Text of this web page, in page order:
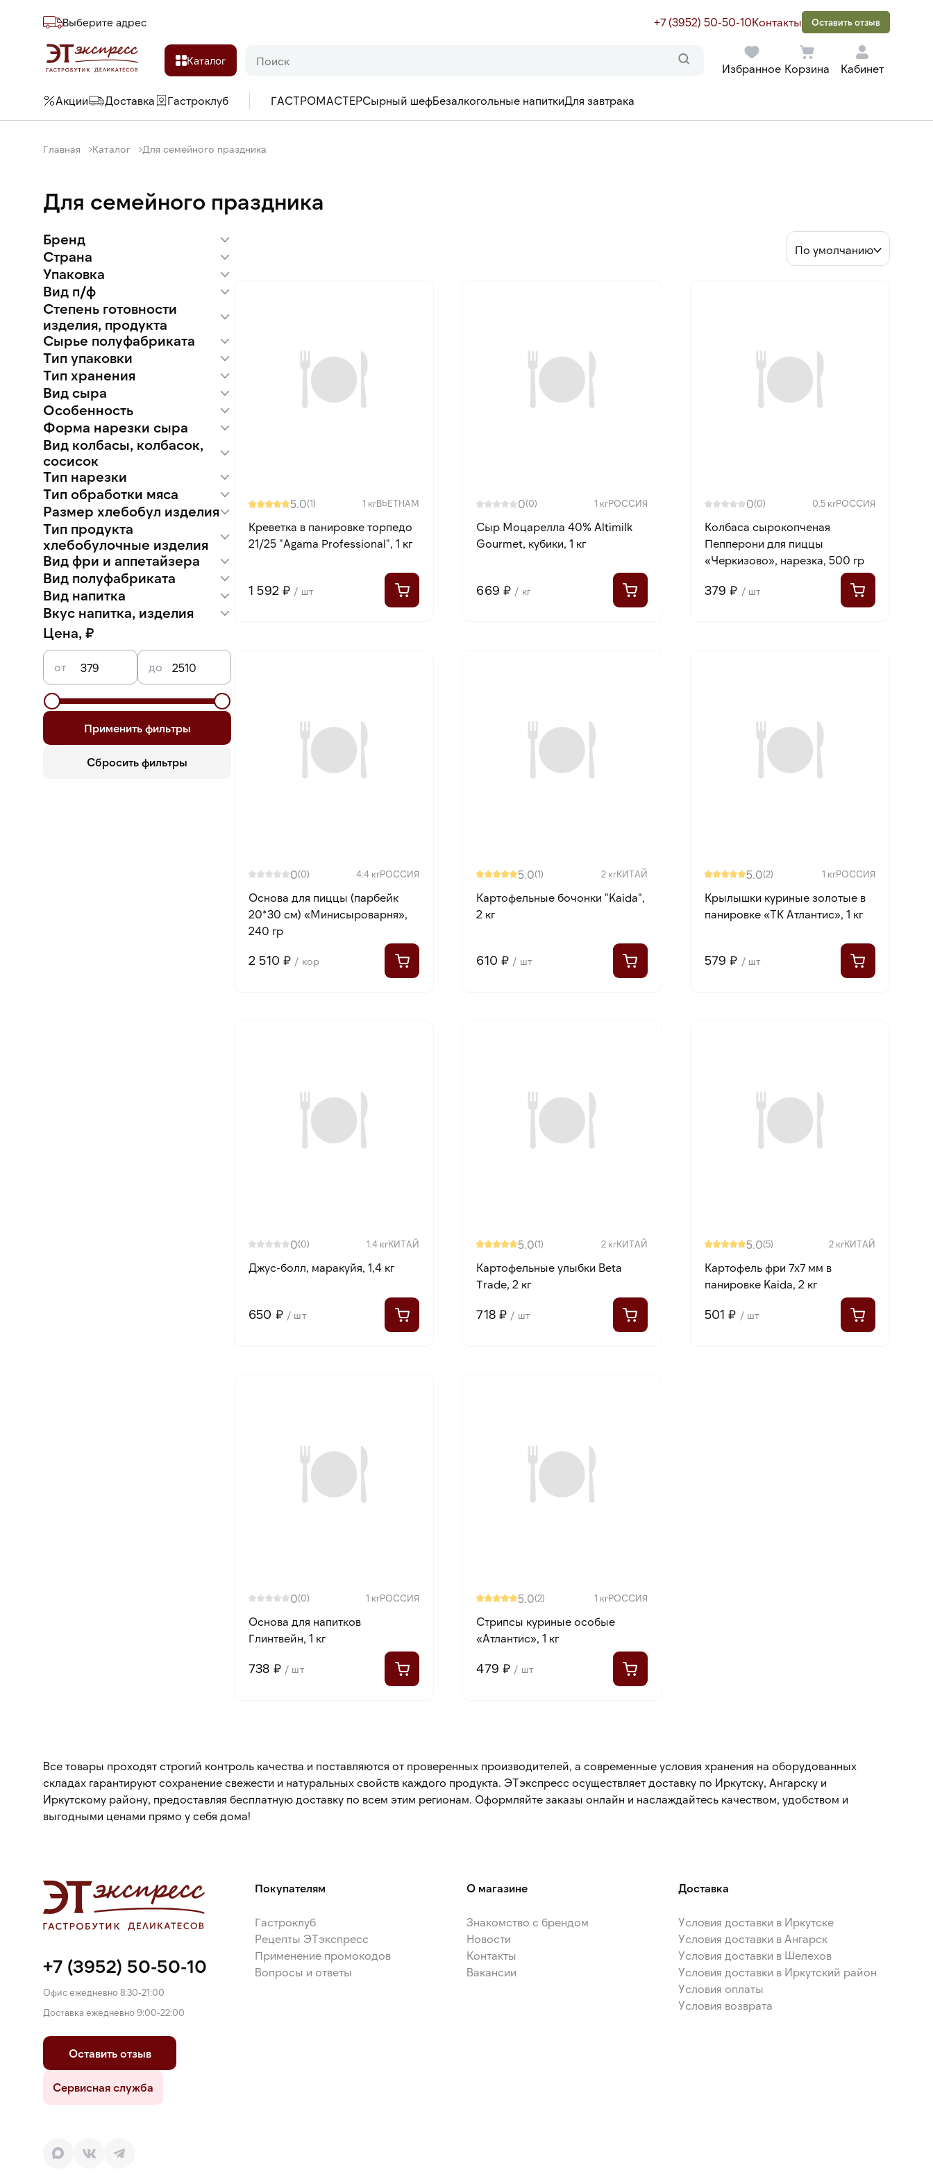
Выберите адреc +7 (3952) 50-50-10Контакты Оставить отзыв
Каталог
Избранное Корзина Кабинет
Акции Доставка Гастроклуб ГАСТРОМАСТЕРСырный шефБезалкогольные напиткиДля завтрака
Главная Каталог Для семейного праздника
Для семейного праздника
Бренд
Agama Professional
ALTIMILK
Черкизово
Минисыроварня
Kaida
ТК Атлантис
RiCHEZA
Атлантис
Страна
Вьетнам
Россия
Китай
Упаковка
Картонная коробка
Пакет
Пластиковая бутылка
Пластиковый пакет
Подложка
Вид п/ф
Креветки в панировке
Степень готовности
изделия, продукта
Требует приготовления
Частично готов, требует
обжарки
Сырье полуфабриката
Картофель
Креветка
Курица
Тип упаковки
Розничная упаковка
Тип хранения
Замороженный
Вид сыра
Моцарелла
Особенность
БЗМЖ
Форма нарезки сыра
Кубик
Вид колбасы, колбасок,
сосисок
Пепперони
Тип нарезки
Нарезка
Тип обработки мяса
Сырокопченое
Размер хлебобул изделия
20 см* 30 см
Тип продукта
хлебобулочные изделия
Основа для пиццы (парбейк)
Вид фри и аппетайзера
Бочонки
Улыбки
Фри хрустящий
Вид полуфабриката
Крылышки
Стрипсы
Вид напитка
Основа для напитка
Вкус напитка, изделия
Глинтвейн
Цена, ₽
от до
Применить фильтры
Сбросить фильтры
По умолчанию
5.0(1) 1 кгВЬЕТНАМ
Креветка в панировке торпедо
21/25 "Agama Professional", 1 кг
1 592 ₽ / шт
0(0) 1 кгРОССИЯ
Сыр Моцарелла 40% Altimilk
Gourmet, кубики, 1 кг
669 ₽ / кг
0(0) 0.5 кгРОССИЯ
Колбаса сырокопченая
Пепперони для пиццы
«Черкизово», нарезка, 500 гр
379 ₽ / шт
0(0) 4.4 кгРОССИЯ
Основа для пиццы (парбейк
20*30 см) «Минисыроварня»,
240 гр
2 510 ₽ / кор
5.0(1) 2 кгКИТАЙ
Картофельные бочонки "Kaida",
2 кг
610 ₽ / шт
5.0(2) 1 кгРОССИЯ
Крылышки куриные золотые в
панировке «ТК Атлантис», 1 кг
579 ₽ / шт
0(0) 1.4 кгКИТАЙ
Джус-болл, маракуйя, 1,4 кг
650 ₽ / шт
5.0(1) 2 кгКИТАЙ
Картофельные улыбки Beta
Trade, 2 кг
718 ₽ / шт
5.0(5) 2 кгКИТАЙ
Картофель фри 7х7 мм в
панировке Kaida, 2 кг
501 ₽ / шт
0(0) 1 кгРОССИЯ
Основа для напитков
Глинтвейн, 1 кг
738 ₽ / шт
5.0(2) 1 кгРОССИЯ
Стрипсы куриные особые
«Атлантис», 1 кг
479 ₽ / шт
Все товары проходят строгий контроль качества и поставляются от проверенных производителей, а современные условия хранения на оборудованных
складах гарантируют сохранение свежести и натуральных свойств каждого продукта. ЭТэкспресс осуществляет доставку по Иркутску, Ангарску и
Иркутскому району, предоставляя бесплатную доставку по всем этим регионам. Оформляйте заказы онлайн и наслаждайтесь качеством, удобством и
выгодными ценами прямо у себя дома!
+7 (3952) 50-50-10
Офис ежедневно 8:30-21:00
Доставка ежедневно 9:00-22:00
Оставить отзыв
Сервисная служба
Покупателям
Гастроклуб
Рецепты ЭТэкспресс
Применение промокодов
Вопросы и ответы
О магазине
Знакомство с брендом
Новости
Контакты
Вакансии
Доставка
Условия доставки в Иркутске
Условия доставки в Ангарск
Условия доставки в Шелехов
Условия доставки в Иркутский район
Условия оплаты
Условия возврата